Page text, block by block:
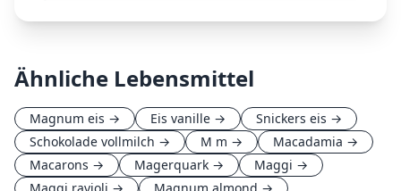
Ähnliche Lebensmittel
Magnum eis → Eis vanille → Snickers eis →
Schokolade vollmilch → M m → Macadamia →
Macarons → Magerquark → Maggi →